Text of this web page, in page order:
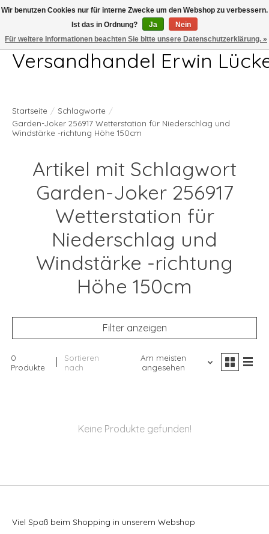
Telefon 04407 715872 MO-DO 7.00-17.00Uhr FR 7.00-13.00Uhr
Versandhandel Erwin
Startseite / Schlagworte /
Garden-Joker 256917 Wetterstation für Niederschlag und
Windstärke -richtung Höhe 150cm
Artikel mit Schlagwort
Garden-Joker 256917
Wetterstation für
Niederschlag und
Windstärke -richtung
Höhe 150cm
Filter anzeigen
0
Produkte
Sortieren
nach
Am meisten
angesehen
Keine Produkte gefunden!
Viel Spaß beim Shopping in unserem Webshop
Wir benutzen Cookies nur für interne Zwecke um den Webshop zu verbessern.
Ist das in Ordnung?
Ja
Nein
Für weitere Informationen beachten Sie bitte unsere Datenschutzerklärung. »